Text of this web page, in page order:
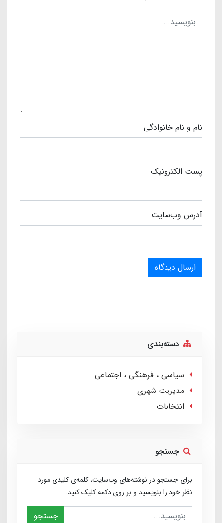
نام و نام خانوادگی
پست الکترونیک
آدرس وب‌سایت
ارسال دیدگاه
دسته‌بندی
سیاسی ، فرهنگی ، اجتماعی
مدیریت شهری
انتخابات
جستجو
برای جستجو در نوشته‌های وب‌سایت، کلمه‌ی کلیدی مورد
نظر خود را بنویسید و بر روی دکمه کلیک کنید.
جستجو